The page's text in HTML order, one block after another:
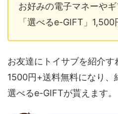
お好みの電子マネーや
「選べるe-GIFT」1,500
お友達にトイサブを紹介
1500円+送料無料になり
選べるe-GIFTが貰えます。